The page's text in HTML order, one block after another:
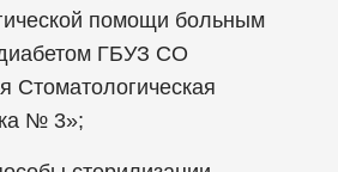
помощи больным
ГБУЗ СО
Стоматологическая
№ 3»;